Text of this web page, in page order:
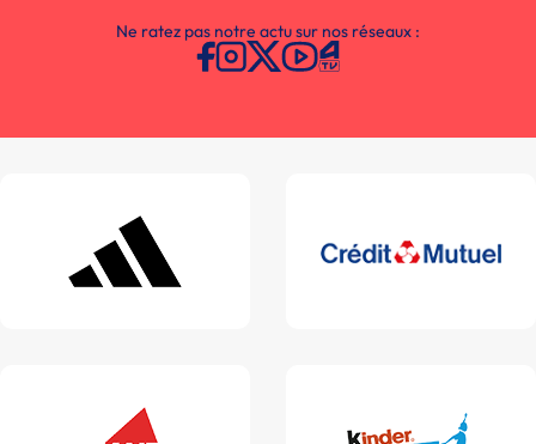
Ne ratez pas notre actu sur nos réseaux :